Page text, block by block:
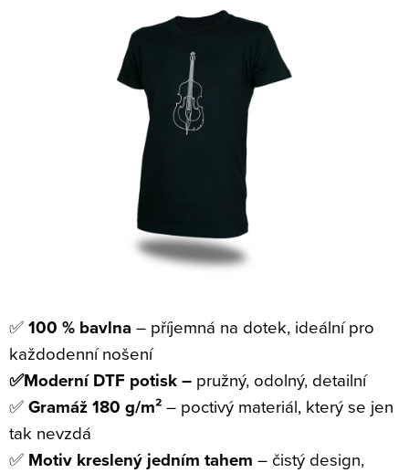
✅100 % bavlna – příjemná na dotek, ideální pro
každodenní nošení
✅Moderní DTF potisk – pružný, odolný, detailní
✅Gramáž 180 g/m²– poctivý materiál, který se jen
tak nevzdá
✅ Motiv kreslený jedním tahem – čistý design,